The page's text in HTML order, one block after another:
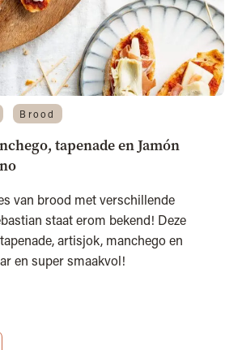
Brood
tapenade en Jamón
van brood met verschillende
staat erom bekend! Deze
artisjok, manchego en
en super smaakvol!